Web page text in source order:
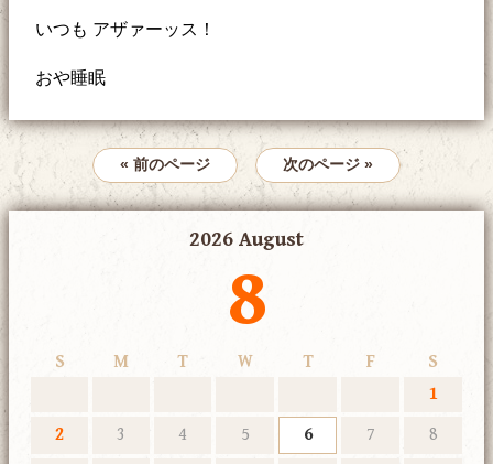
いつも アザァーッス！
おや睡眠
« 前のページ 次のページ »
2026 August
8
S M T W T F
S
1
2
3 4 5 6 7
8